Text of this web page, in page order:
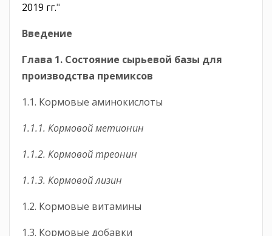
2019 гг."
Введение
Глава 1. Состояние сырьевой базы для
производства премиксов
1.1. Кормовые аминокислоты
1.1.1. Кормовой метионин
1.1.2. Кормовой треонин
1.1.3. Кормовой лизин
1.2. Кормовые витамины
1.3. Кормовые добавки